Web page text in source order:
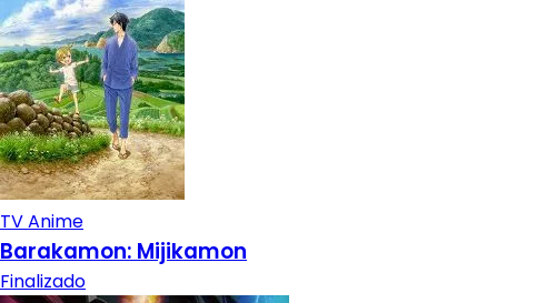
TV Anime
Barakamon: Mijikamon
Finalizado